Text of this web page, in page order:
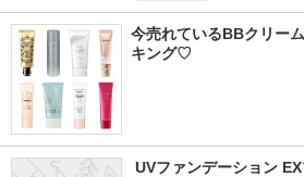
今売れているBBクリー
キング♡
UVファンデーション